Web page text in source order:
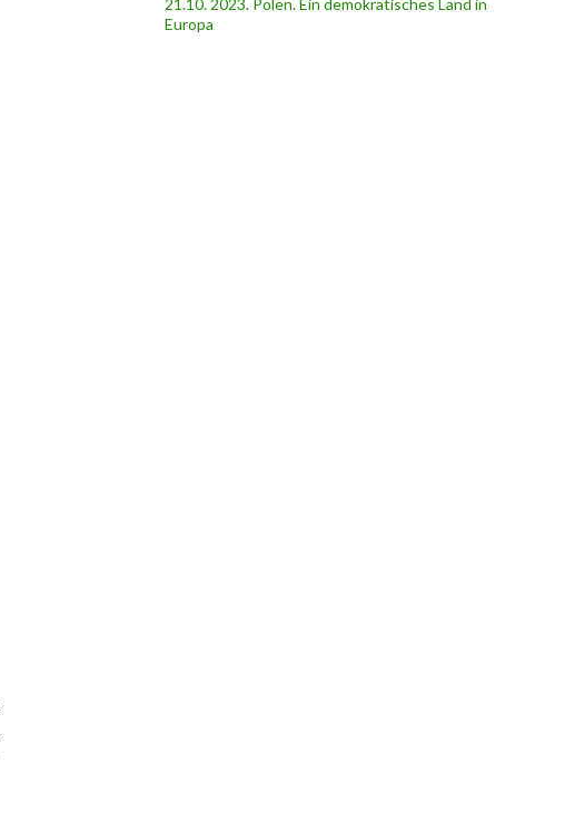
21.10. 2023. Polen. Ein demokratisches Land in
Europa